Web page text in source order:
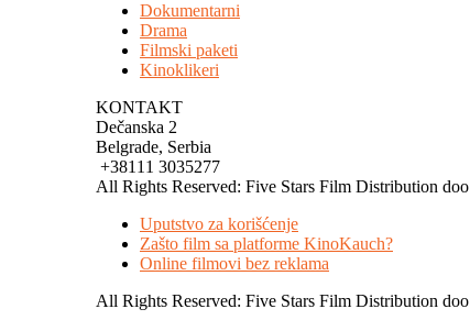
Dokumentarni
Drama
Filmski paketi
Kinoklikeri
KONTAKT
Dečanska 2
Belgrade, Serbia
+38111 3035277
All Rights Reserved: Five Stars Film Distribution doo
Uputstvo za korišćenje
Zašto film sa platforme KinoKauch?
Online filmovi bez reklama
All Rights Reserved: Five Stars Film Distribution doo